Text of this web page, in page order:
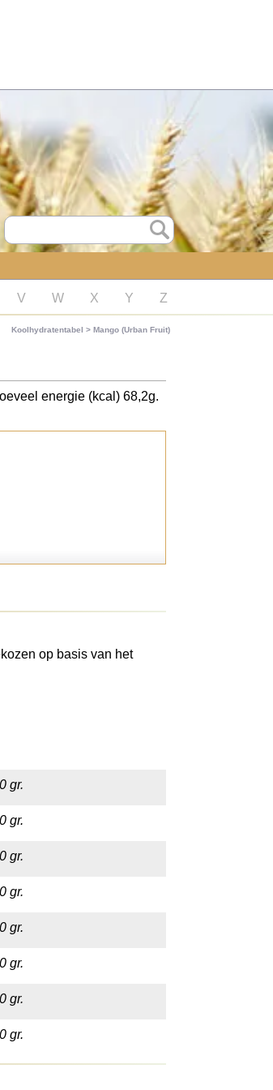
V W X Y Z
Koolhydratentabel > Mango (Urban Fruit)
energie (kcal) 68,2g.
op basis van het
gr.
gr.
gr.
gr.
gr.
gr.
gr.
gr.